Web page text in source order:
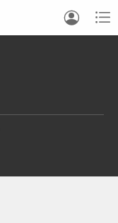

